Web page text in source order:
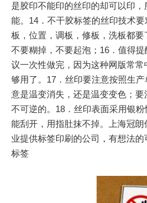
是胶印不能印的丝印的却可以印
能。14．不干胶标签的丝印技术
板，位置，调板，修板，洗板都
不要糊掉，不要起泡；16．值得
议一次性做完，因为这种网版常
够用了。17．丝印要注意按照生
意是温变消失，还是温变变色；
不可逆的。18．丝印表面采用银
能刮开，用指肚抹不掉。上海冠
业提供标签印刷的公司，有想法
标签